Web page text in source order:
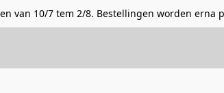
van 10/7 tem 2/8. Bestellingen worden erna